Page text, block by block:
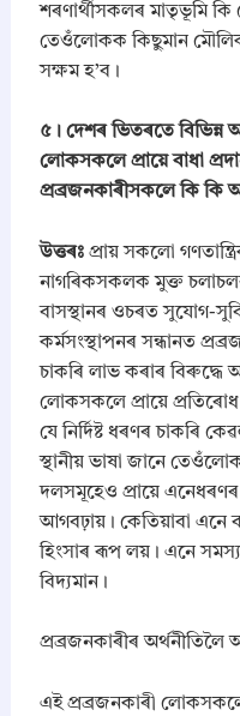
শৰণাৰ্থীসকলৰ মাতৃভূমি কি
তেওঁলোকক কিছুমান
সক্ষম হ’ব।
​৫। দেশৰ ভিতৰতে বিভিন্ন
লোকসকলে প্ৰায়ে বাধা
প্ৰব্ৰজনকাৰীসকলে কি কি
উত্তৰঃপ্ৰায় সকলো
নাগৰিকসকলক মুক্ত
বাসস্থানৰ ওচৰত সুযোগ-
কৰ্মসংস্থাপনৰ সন্ধানত
চাকৰি লাভ কৰাৰ বিৰুদ্ধে
লোকসকলে প্ৰায়ে
যে নিৰ্দিষ্ট ধৰণৰ চাকৰি
স্থানীয় ভাষা জানে
দলসমূহেও প্ৰায়ে
আগবঢ়ায়। কেতিয়াবা এনে
হিংসাৰ ৰূপ লয়। এনে
বিদ্যমান।
​প্ৰব্ৰজনকাৰীৰ অৰ্থনীতিলৈ
এই প্ৰব্ৰজনকাৰী লোকসকলে